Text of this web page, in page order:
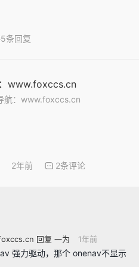
条回复
www.foxccs.cn
航：www.foxccs.cn
2年前 2条评论
回复 一为 1年前
强力驱动，那个 onenav不显示